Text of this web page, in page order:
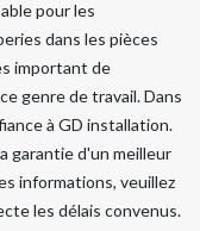
pour les
dans les pièces
important de
genre de travail. Dans
à GD installation.
garantie d'un meilleur
informations, veuillez
les délais convenus.